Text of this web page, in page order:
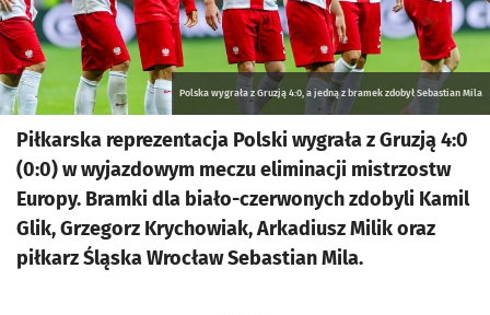
Polska wygrała z Gruzją 4:0, a jedną z bramek zdobył Sebastian Mila
Piłkarska reprezentacja Polski wygrała z Gruzją 4:0
(0:0) w wyjazdowym meczu eliminacji mistrzostw
Europy. Bramki dla biało-czerwonych zdobyli Kamil
Glik, Grzegorz Krychowiak, Arkadiusz Milik oraz
piłkarz Śląska Wrocław Sebastian Mila.